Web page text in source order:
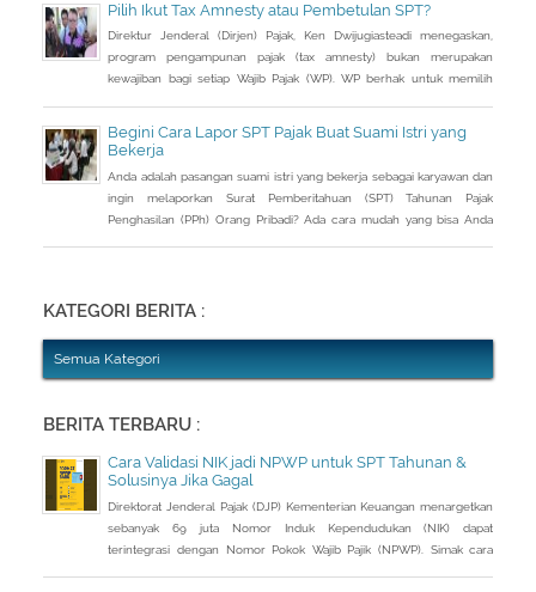
Pilih Ikut Tax Amnesty atau Pembetulan SPT?
Direktur Jenderal (Dirjen) Pajak, Ken Dwijugiasteadi menegaskan,
program pengampunan pajak (tax amnesty) bukan merupakan
kewajiban bagi setiap Wajib Pajak (WP). WP berhak untuk memilih
pengusutan nilai wajar harta.
Begini Cara Lapor SPT Pajak Buat Suami Istri yang
Bekerja
Anda adalah pasangan suami istri yang bekerja sebagai karyawan dan
ingin melaporkan Surat Pemberitahuan (SPT) Tahunan Pajak
Penghasilan (PPh) Orang Pribadi? Ada cara mudah yang bisa Anda
suami atau istri
KATEGORI BERITA :
Semua Kategori
BERITA TERBARU :
Cara Validasi NIK jadi NPWP untuk SPT Tahunan &
Solusinya Jika Gagal
Direktorat Jenderal Pajak (DJP) Kementerian Keuangan menargetkan
sebanyak 69 juta Nomor Induk Kependudukan (NIK) dapat
terintegrasi dengan Nomor Pokok Wajib Pajik (NPWP). Simak cara